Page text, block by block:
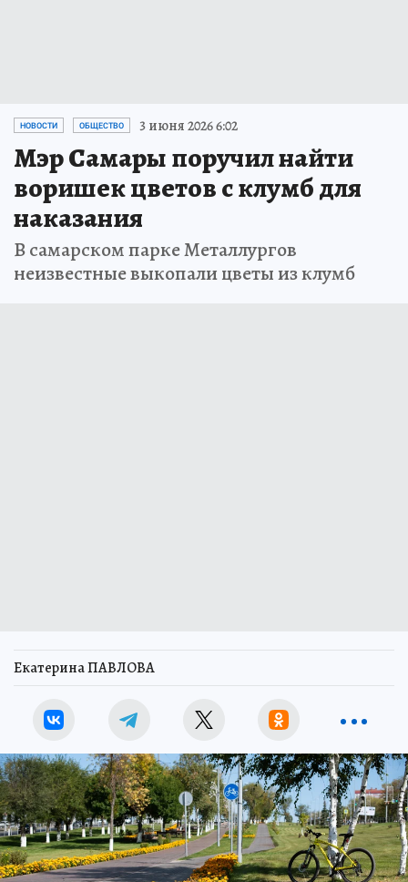
НОВОСТИ ОБЩЕСТВО 3 июня 2026 6:02
Мэр Самары поручил найти
воришек цветов с клумб для
наказания
В самарском парке Металлургов
неизвестные выкопали цветы из клумб
Екатерина ПАВЛОВА